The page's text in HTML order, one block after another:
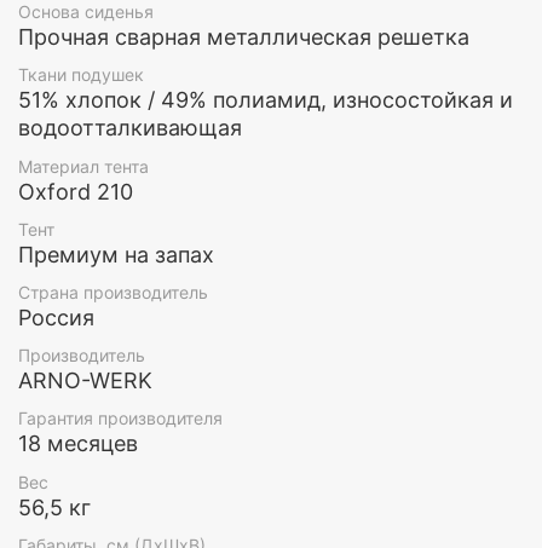
Спальное место
Угол наклона регулируется с помощью цепочки,
Основа сиденья
Прочная сварная металлическая решетка
Ткани подушек
51% хлопок / 49% полиамид, износостойкая и
водоотталкивающая
Материал тента
Oxford 210
Тент
Премиум на запах
Страна производитель
Россия
Производитель
ARNO-WERK
Гарантия производителя
18 месяцев
Вес
56,5 кг